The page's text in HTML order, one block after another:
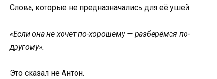
Слова, которые не предназначались для её ушей.
«Если она не хочет по-хорошему — разберёмся по-
другому».
Это сказал не Антон.